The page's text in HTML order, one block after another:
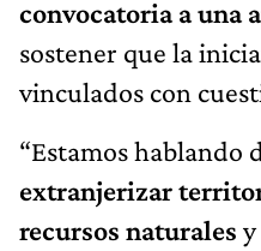
convocatoria a una
sostener que la
vinculados con
“Estamos hablando
extranjerizar
recursos naturales